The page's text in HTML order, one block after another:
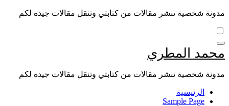
مدونة شخصية تنشر مقالات من كتابتي وتنقل مقالات جيده لكم
محمد المطري
مدونة شخصية تنشر مقالات من كتابتي وتنقل مقالات جيده لكم
الرئيسية
Sample Page